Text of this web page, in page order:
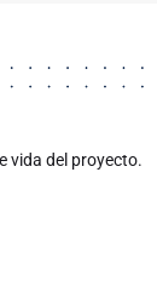
vida del proyecto.